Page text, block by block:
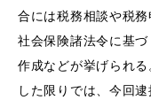
合には税務相談や税
社会保険諸法令に基
作成などが挙げられ
した限りでは、今回